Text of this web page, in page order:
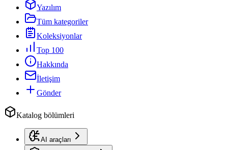
Yazılım
Tüm kategoriler
Koleksiyonlar
Top 100
Hakkında
İletişim
Gönder
Katalog bölümleri
AI araçları